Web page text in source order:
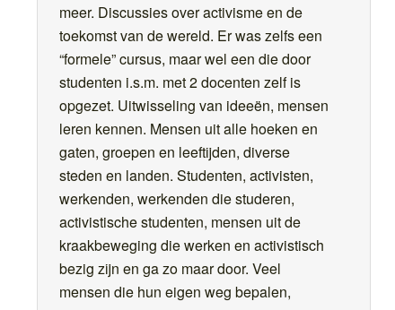
meer. Discussies over activisme en de
toekomst van de wereld. Er was zelfs een
“formele” cursus, maar wel een die door
studenten i.s.m. met 2 docenten zelf is
opgezet. Uitwisseling van ideeën, mensen
leren kennen. Mensen uit alle hoeken en
gaten, groepen en leeftijden, diverse
steden en landen. Studenten, activisten,
werkenden, werkenden die studeren,
activistische studenten, mensen uit de
kraakbeweging die werken en activistisch
bezig zijn en ga zo maar door. Veel
mensen die hun eigen weg bepalen,